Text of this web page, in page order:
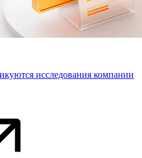
исследования компании